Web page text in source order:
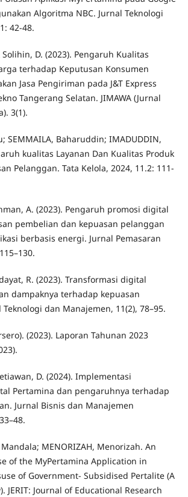
Algoritma NBC. Jurnal Teknologi
42-48.
D. (2023). Pengaruh Kualitas
terhadap Keputusan Konsumen
Jasa Pengiriman pada J&T Express
Tangerang Selatan. JIMAWA (Jurnal
3(1).
SEMMAILA, Baharuddin; IMADUDDIN,
kualitas Layanan Dan Kualitas Produk
Pelanggan. Tata Kelola, 2024, 11.2: 111-
A. (2023). Pengaruh promosi digital
pembelian dan kepuasan pelanggan
berbasis energi. Jurnal Pemasaran
R. (2023). Transformasi digital
dampaknya terhadap kepuasan
dan Manajemen, 11(2), 78–95.
(2023). Laporan Tahunan 2023
D. (2024). Implementasi
Pertamina dan pengaruhnya terhadap
Jurnal Bisnis dan Manajemen
Mandala; MENORIZAH, Menorizah. An
of the MyPertamina Application in
of Government- Subsidised Pertalite (A
JERIT: Journal of Educational Research